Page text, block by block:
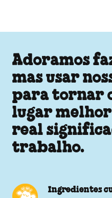
Adoramos
mas usar
para tornar
lugar melhor
real
trabalho.
Ingredientes